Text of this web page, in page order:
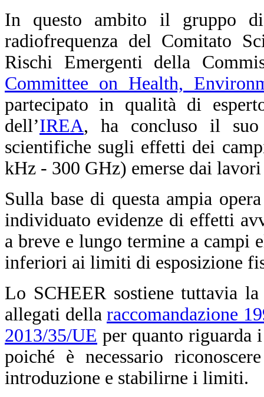
In questo ambito il gruppo
radiofrequenza del Comitato
Rischi Emergenti della
Committee on Health,
partecipato in qualità di
dell’IREA, ha concluso il suo
scientifiche sugli effetti dei
kHz - 300 GHz) emerse dai
Sulla base di questa ampia
individuato evidenze di effetti
a breve e lungo termine a campi
inferiori ai limiti di esposizione
Lo SCHEER sostiene tuttavia
allegati della raccomandazione
2013/35/UE per quanto riguarda
poiché è necessario
introduzione e stabilirne i limiti.